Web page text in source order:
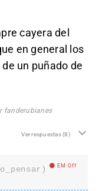
cayera del
en general los
un puñado de
fanderubianes
Ver respuestas(8)
EM Off